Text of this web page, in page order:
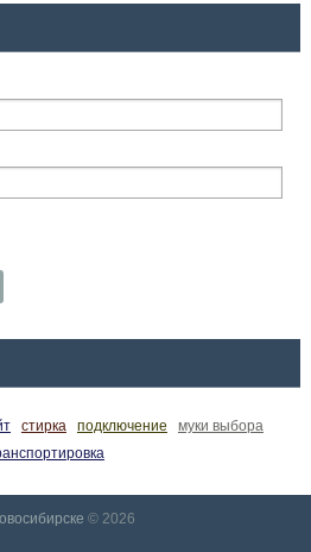
стирка подключение
муки выбора
© 2026